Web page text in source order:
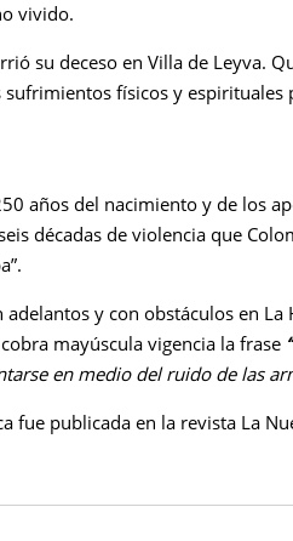
vivido.
su deceso en Villa de Leyva.
sufrimientos físicos y
años del nacimiento y de los
décadas de violencia que
adelantos y con obstáculos en
mayúscula vigencia la frase “
en medio del ruido de las
fue publicada en la revista La